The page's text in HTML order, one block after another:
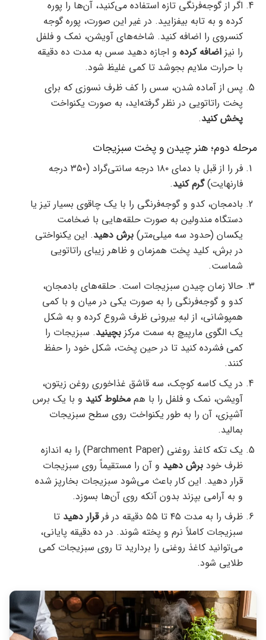
اگر از گوجه‌فرنگی تازه استفاده می‌کنید، آن‌ها را پوره
کرده و به تابه بیفزایید. در غیر این صورت، پوره گوجه
کنسروی را اضافه کنید. شاخه‌های آویشن، نمک و فلفل
را نیز اضافه کرده و اجازه دهید سس به مدت ده دقیقه
با حرارت ملایم بجوشد تا کمی غلیظ شود.
پس از آماده شدن، سس را کف ظرف نسوزی که برای
پخت راتاتویی در نظر گرفته‌اید، به صورت یکنواخت
پخش کنید.
مرحله دوم؛ هنر چیدن و پخت سبزیجات
فر را از قبل با دمای ۱۸۰ درجه سانتی‌گراد (۳۵۰ درجه
فارنهایت)گرم کنید.
بادمجان، کدو و گوجه‌فرنگی را با یک چاقوی بسیار تیز یا
دستگاه مندولین به صورت حلقه‌هایی با ضخامت
یکسان (حدود سه میلی‌متر) برش دهید. این یکنواختی
در برش، کلید پخت همزمان و ظاهر زیبای راتاتویی
شماست.
حالا زمان چیدن سبزیجات است. حلقه‌های بادمجان،
کدو و گوجه‌فرنگی را به صورت یکی در میان و با کمی
همپوشانی، از لبه بیرونی ظرف شروع کرده و به شکل
یک الگوی مارپیچ به سمت مرکز بچینید. سبزیجات را
کمی فشرده کنید تا در حین پخت، شکل خود را حفظ
کنند.
در یک کاسه کوچک، سه قاشق غذاخوری روغن زیتون،
آویشن، نمک و فلفل را با هم مخلوط کنید و با یک برس
آشپزی، آن را به طور یکنواخت روی سطح سبزیجات
بمالید.
یک تکه کاغذ روغنی (Parchment Paper) را به اندازه
ظرف خود برش دهید و آن را مستقیماً روی سبزیجات
قرار دهید. این کار باعث می‌شود سبزیجات بخارپز شده
و به آرامی بپزند بدون آنکه روی آن‌ها بسوزد.
ظرف را به مدت ۴۵ تا ۵۵ دقیقه در فر
قرار دهید تا
سبزیجات کاملاً نرم و پخته شوند. در ده دقیقه پایانی،
می‌توانید کاغذ روغنی را بردارید تا روی سبزیجات کمی
طلایی شود.